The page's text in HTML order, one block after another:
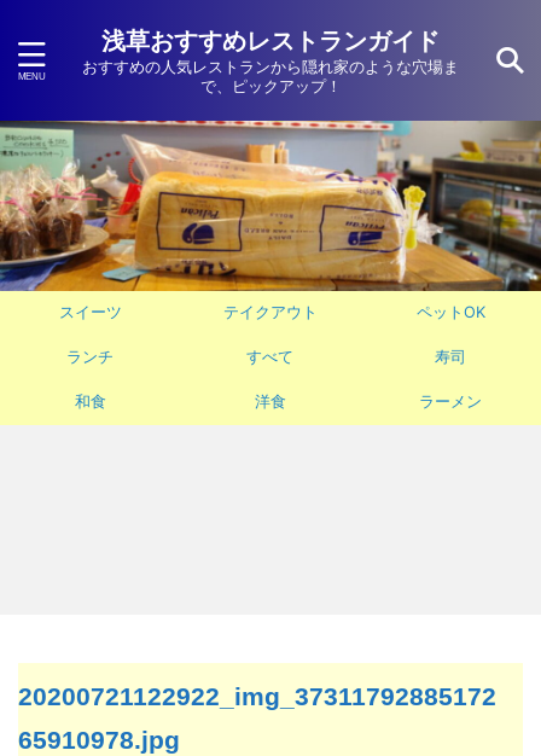
浅草おすすめレストランガイド
おすすめの人気レストランから隠れ家のような穴場ま
で、ピックアップ！
スイーツ テイクアウト ペットOK
ランチ すべて 寿司
和食 洋食 ラーメン
20200721122922_img_37311792885172
65910978.jpg